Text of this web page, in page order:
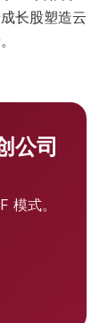
长股塑造云
公司
模式。